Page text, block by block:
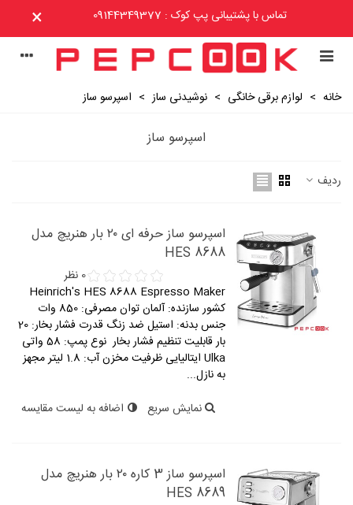
تماس با پشتیبانی پپ کوک : 09144349377 ×
خانه > لوازم برقی خانگی > نوشیدنی ساز > اسپرسو ساز
اسپرسو ساز
ردیف
اسپرسو ساز حرفه ای ۲۰ بار هنریچ مدل
HES 8688
0 نظر
Heinrich's HES 8688 Espresso Maker
کشور سازنده: آلمان توان مصرفی: 850 وات
جنس بدنه: استیل ضد زنگ قدرت فشار بخار: 20
بار قابلیت تنظیم فشار بخار نوع پمپ: 58 واتی
Ulka ایتالیایی ظرفیت مخزن آب: 1.8 لیتر مجهز
به نازل...
نمایش سریع
اضافه به لیست مقایسه
اسپرسو ساز 3 کاره ۲۰ بار هنریچ مدل
HES 8689